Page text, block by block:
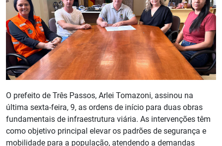
O prefeito de Três Passos, Arlei Tomazoni, assinou na
última sexta-feira, 9, as ordens de início para duas obras
fundamentais de infraestrutura viária. As intervenções têm
como objetivo principal elevar os padrões de segurança e
mobilidade para a população, atendendo a demandas